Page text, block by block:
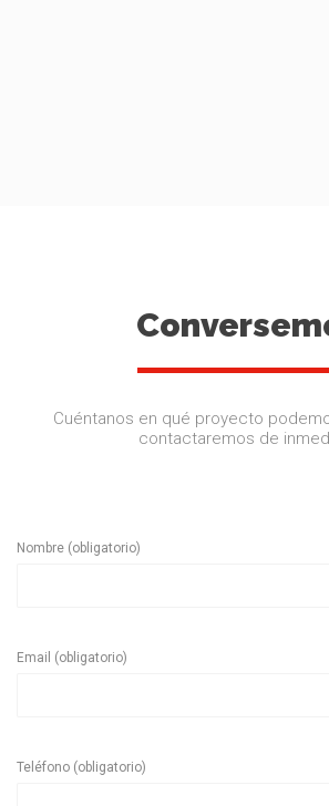
Cuéntanos en qué proyecto
contactaremos de
Nombre (obligatorio)
Email (obligatorio)
Teléfono (obligatorio)